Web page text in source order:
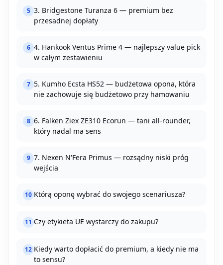
5 3. Bridgestone Turanza 6 — premium bez
przesadnej dopłaty
6 4. Hankook Ventus Prime 4 — najlepszy value pick
w całym zestawieniu
7 5. Kumho Ecsta HS52 — budżetowa opona, która
nie zachowuje się budżetowo przy hamowaniu
8 6. Falken Ziex ZE310 Ecorun — tani all-rounder,
który nadal ma sens
9 7. Nexen N'Fera Primus — rozsądny niski próg
wejścia
10 Którą oponę wybrać do swojego scenariusza?
11 Czy etykieta UE wystarczy do zakupu?
12 Kiedy warto dopłacić do premium, a kiedy nie ma
to sensu?